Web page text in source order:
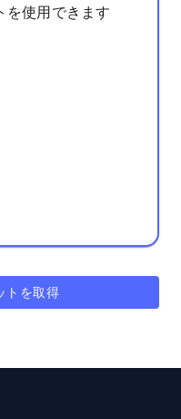
を使用できます
トを取得